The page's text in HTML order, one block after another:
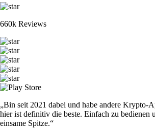
660k Reviews
„Bin seit 2021 dabei und habe andere Krypto-
hier ist definitiv die beste. Einfach zu bedienen
einsame Spitze.“